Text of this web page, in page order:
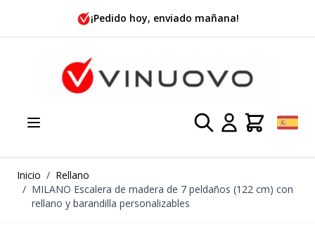
¡Pedido hoy, enviado mañana!
Inicio / Rellano
/ MILANO Escalera de madera de 7 peldaños (122 cm) con
rellano y barandilla personalizables